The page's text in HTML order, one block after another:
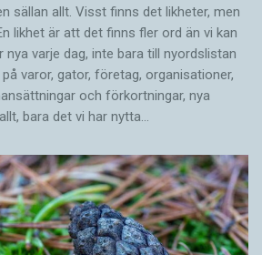
sällan allt. Visst finns det likheter, men
likhet är att det finns fler ord än vi kan
nya varje dag, inte bara till nyordslistan
varor, gator, företag, organisationer,
och förkortningar, nya
bara det vi har nytta…